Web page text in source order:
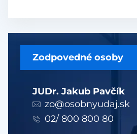
Zodpovedné osoby
JUDr. Jakub Pavčík
zo@osobnyudaj.sk
02/ 800 800 80